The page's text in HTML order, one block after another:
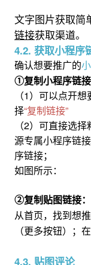
文字图片获取简
链接获取渠道。
4.2. 获取小程序
确认想要推广的
①复制小程序链接
（1）可以点开
择“复制链接”
（2）可直接选择
源专属小程序链
序链接；
如图所示：
②复制贴图链接：
从首页，找到想
（更多按钮）；
4.3. 贴图评论